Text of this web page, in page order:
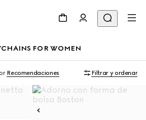
FOR WOMEN
Recomendaciones Filtrar y ordenar